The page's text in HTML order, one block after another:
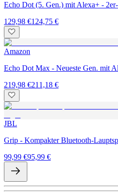
Echo Dot (5. Gen.) mit Alexa+ -
129,98 €124,75 €
Amazon
Echo Dot Max - Neueste Gen. mit
219,98 €211,18 €
JBL
Grip - Kompakter Bluetooth-
99,99 €95,99 €